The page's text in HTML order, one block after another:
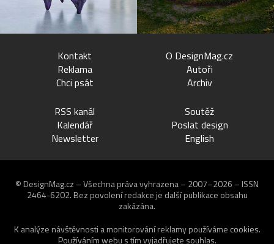
Kontakt
Reklama
Chci psát
O DesignMag.cz
Autoři
Archiv
RSS kanál
Kalendář
Newsletter
Soutěž
Poslat design
English
© DesignMag.cz – Všechna práva vyhrazena – 2007–2026 – ISSN
2464-6202. Bez povolení redakce je další publikace obsahu
zakázána.
K analýze návštěvnosti a monitorování reklamy používáme cookies.
Používáním webu s tím vyjadřujete souhlas.